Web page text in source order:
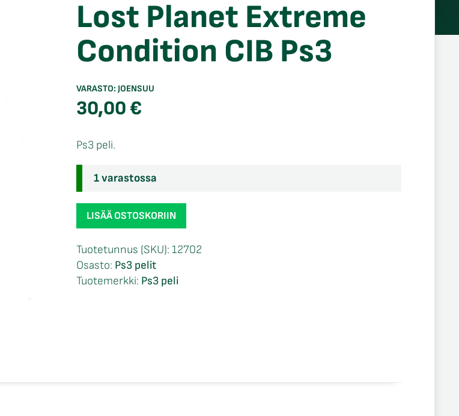
Lost Planet Extreme
Condition CIB Ps3
VARASTO: JOENSUU
30,00€
Ps3 peli.
1 varastossa
Lost
Planet
Condition
CIB
Ps3
LISÄÄ OSTOSKORIIN
Tuotetunnus (SKU): 12702
Osasto: Ps3 pelit
Tuotemerkki: Ps3 peli